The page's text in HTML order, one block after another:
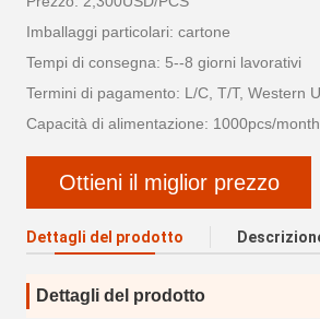
Imballaggi particolari: cartone
Tempi di consegna: 5--8 giorni lavorativi
Termini di pagamento: L/C, T/T, Western
Capacità di alimentazione: 1000pcs/month
Ottieni il miglior prezzo
Dettagli del prodotto
Dettagli del prodotto